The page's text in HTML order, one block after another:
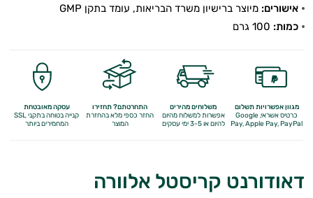
אישורים: מיוצר ברישיון משרד הבריאות, עומד בתקן GMP
כמות:
מגוון אפשרויות תשלום
כרטיס אשראי, Google
Pay,Apple Pay, PayPal
משלוחים מהירים
אפשרות למשלוח מהיום
להיום או 3-5 ימי עסקים
התחרטתם? תחזירו
החזר כספי מלאבהחזרת
המוצר
עסקה מאובטחת
קנייה בטוחה בתקני SSL
המחמירים ביותר
דאודורנט קריסטל אלוורה